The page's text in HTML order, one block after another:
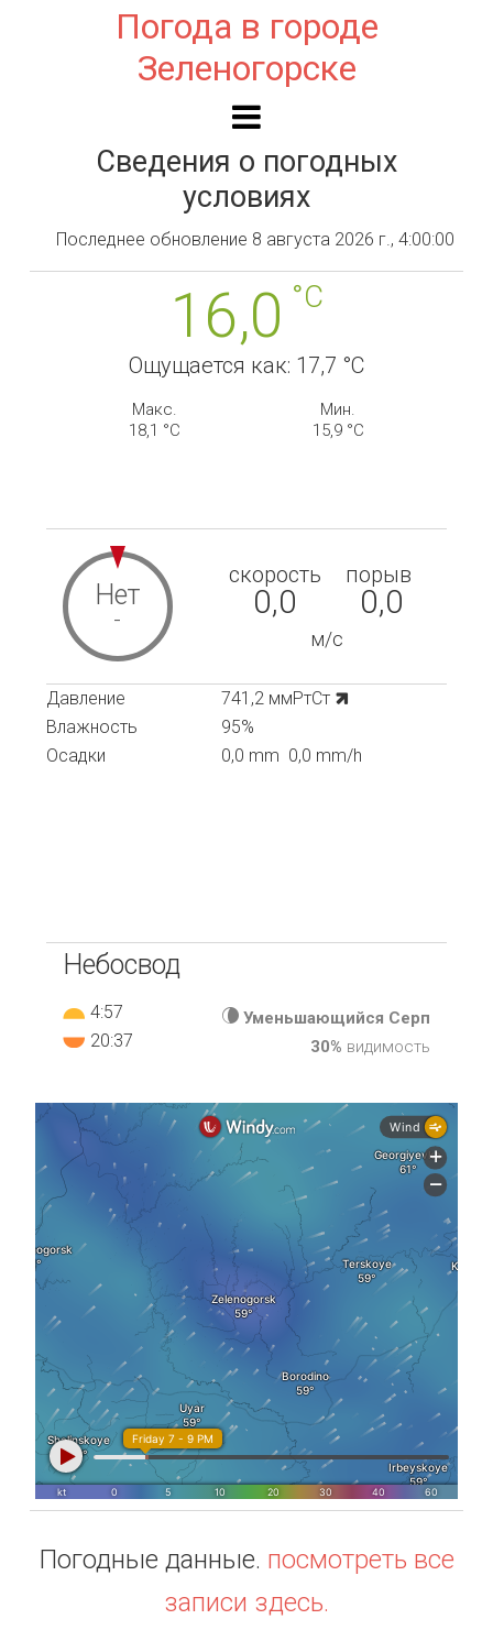
Погода в городе
Зеленогорске
Сведения о погодных
условиях
Последнее обновление 8 августа 2026 г., 4:00:00
16,0 °C
Ощущается как: 17,7 °C
Макс.
Мин.
18,1 °C
15,9 °C
Нет
-
скорость порыв
0,0 0,0
м/с
Давление
741,2 ммРтСт
Влажность
95%
Осадки
0,0 mm 0,0 mm/h
Небосвод
4:57
20:37
Уменьшающийся Серп
30% видимость
Погодные данные. посмотреть все
записи здесь.